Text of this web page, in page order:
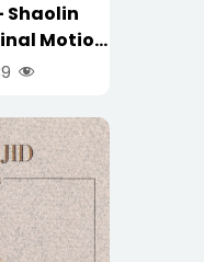
Shaolin
Motion
影原声碟)